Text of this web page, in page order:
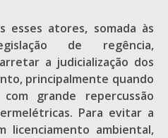
esses atores, somada às
de regência,
a judicialização dos
principalmente quando
grande repercussão
Para evitar a
licenciamento ambiental,